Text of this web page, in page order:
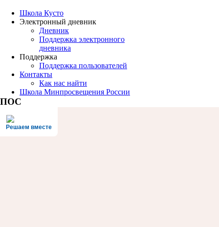
Школа Кусто
Электронный дневник
Дневник
Поддержка электронного
дневника
Поддержка
Поддержка пользователей
Контакты
Как нас найти
Школа Минпросвещения России
ПОС
Решаем вместе